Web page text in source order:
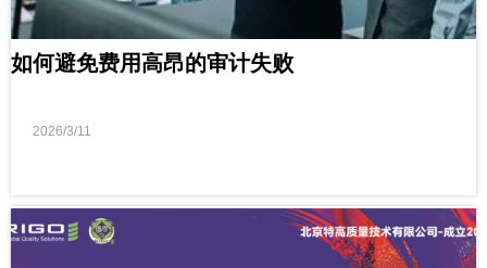
如何避免费用高昂的审计失败
2026/3/11